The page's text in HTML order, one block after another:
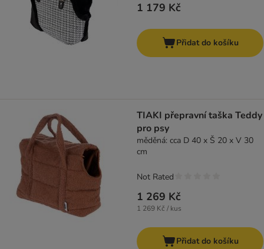
1 179 Kč
Přidat do košíku
TIAKI přepravní taška Teddy
pro psy
měděná: cca D 40 x Š 20 x V 30
cm
1 269 Kč
1 269 Kč / kus
Not Rated
Přidat do košíku